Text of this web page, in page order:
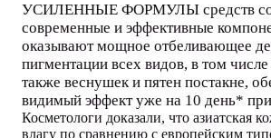
УСИЛЕННЫЕ ФОРМУЛЫ средств
современные и эффективные
оказывают мощное отбеливающее
пигментации всех видов, в том
также веснушек и пятен постакне,
видимый эффект уже на 10 день*
Косметологи доказали, что азиатская
влагу по сравнению с европейским